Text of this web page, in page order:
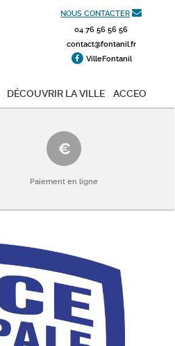
NOUS CONTACTER
04 76 56 56 56
contact@fontanil.fr
VilleFontanil
Découvrir la ville ACCEO
Paiement en ligne